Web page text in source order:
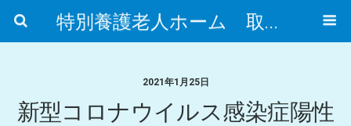
特別養護老人ホーム 取手市ふれあいの郷
2021年1月25日
新型コロナウイルス感染症陽性